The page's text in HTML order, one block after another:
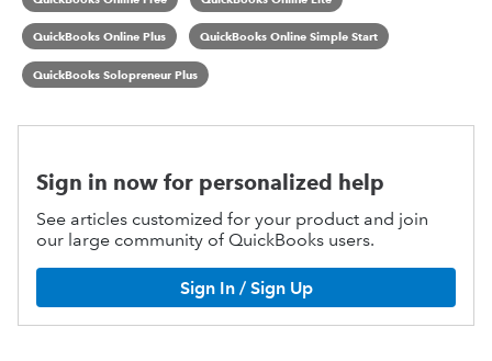
QuickBooks Online Plus QuickBooks Online Simple Start
QuickBooks Solopreneur Plus
Sign in now for personalized help
See articles customized for your product and join
our large community of QuickBooks users.
Sign In / Sign Up